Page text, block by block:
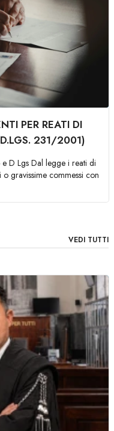
PER REATI DI
231/2001)
D Lgs Dal legge i reati di
gravissime commessi con
VEDI TUTTI